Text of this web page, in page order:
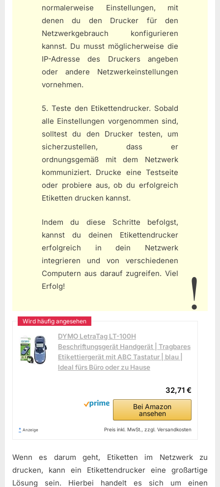
normalerweise Einstellungen, mit
denen du den Drucker für den
Netzwerkgebrauch konfigurieren
kannst. Du musst möglicherweise die
IP-Adresse des Druckers angeben
oder andere Netzwerkeinstellungen
vornehmen.
5. Teste den Etikettendrucker. Sobald
alle Einstellungen vorgenommen sind,
solltest du den Drucker testen, um
sicherzustellen, dass er
ordnungsgemäß mit dem Netzwerk
kommuniziert. Drucke eine Testseite
oder probiere aus, ob du erfolgreich
Etiketten drucken kannst.
Indem du diese Schritte befolgst,
kannst du deinen Etikettendrucker
erfolgreich in dein Netzwerk
integrieren und von verschiedenen
Computern aus darauf zugreifen. Viel
Erfolg!
DYMO LetraTag LT-100H
Beschriftungsgerät Handgerät | Tragbares
Etikettiergerät mit ABC Tastatur | blau |
Ideal fürs Büro oder zu Hause
32,71 €
Bei Amazon
ansehen
* Anzeige Preis inkl. MwSt., zzgl. Versandkosten
Wenn es darum geht, Etiketten im Netzwerk zu
drucken, kann ein Etikettendrucker eine großartige
Lösung sein. Hierbei handelt es sich um einen